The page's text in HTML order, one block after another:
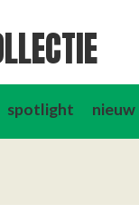
spotlight nieuw